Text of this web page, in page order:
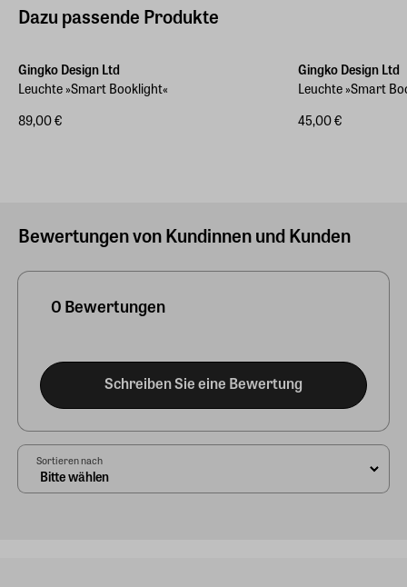
Dazu passende Produkte
Gingko Design Ltd
Leuchte »Smart Booklight«
89,00 €
Gingko Design Ltd
Leuchte »Smart
45,00 €
Bewertungen von Kundinnen und Kunden
0 Bewertungen
Schreiben Sie eine Bewertung
Sortieren nach